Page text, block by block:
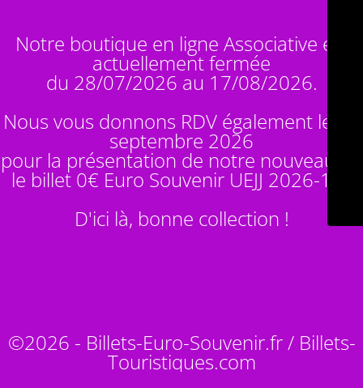
Notre boutique en ligne Associative est
actuellement fermée
du 28/07/2026 au 17/08/2026.
Nous vous donnons RDV également le 14
septembre 2026
pour la présentation de notre nouveauté :
le billet 0€ Euro Souvenir UEJJ 2026-10
D'ici là, bonne collection !
©2026 - Billets-Euro-Souvenir.fr / Billets-
Touristiques.com